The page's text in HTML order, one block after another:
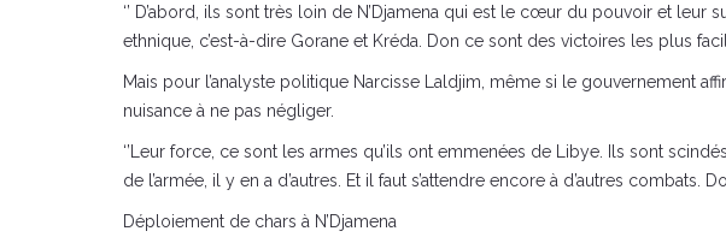
‘’ D’abord, ils sont très loin de N’Djamena qui est le cœur du pouvoir et
ethnique, c’est-à-dire Gorane et Kréda. Don ce sont des victoires les plus
Mais pour l’analyste politique Narcisse Laldjim, même si le gouvernement
nuisance à ne pas négliger.
‘’Leur force, ce sont les armes qu’ils ont emmenées de Libye. Ils sont
de l’armée, il y en a d’autres. Et il faut s’attendre encore à d’autres combats.
Déploiement de chars à N’Djamena